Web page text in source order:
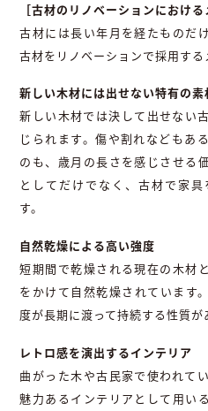
［古材のリノベーションにおける
古材には長い年月を経たものだ
古材をリノベーションで採用する
新しい木材には出せない特有の素
新しい木材では決して出せない
じられます。傷や割れなどもあ
のも、歳月の長さを感じさせる
としてだけでなく、古材で家
す。
自然乾燥による高い強度
短期間で乾燥される現在の木材
をかけて自然乾燥されています
度が長期に渡って持続する性質が
レトロ感を演出するインテリア
曲がった木や古民家で使われて
魅力あるインテリアとして用い